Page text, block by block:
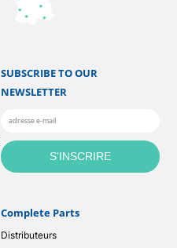
Complete Parts
Distributeurs
SUBSCRIBE TO OUR
NEWSLETTER